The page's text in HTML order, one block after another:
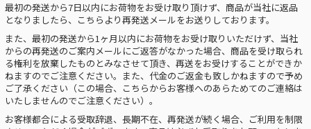
最初の発送から7日以内にお荷物をお受け取り頂けず、商品が当社に返品
となりましたら、こちらより再発送メールをお送りしております。
また、最初の発送から1ヶ月以内にお荷物をお受け取りいただけず、当社
からの再発送のご案内メールにご返答がなかった場合、商品を受け取られ
る権利を放棄したものとみなさせて頂き、再送をお受けすることができか
ねますのでご注意ください。また、代金のご返金も致しかねますので予め
ご了承ください（この場合、こちらからお客様へのあらためてのご連絡は
いたしませんのでご注意ください）。
お客様都合による受取辞退、長期不在、再発送が続く場合、ご利用を制限